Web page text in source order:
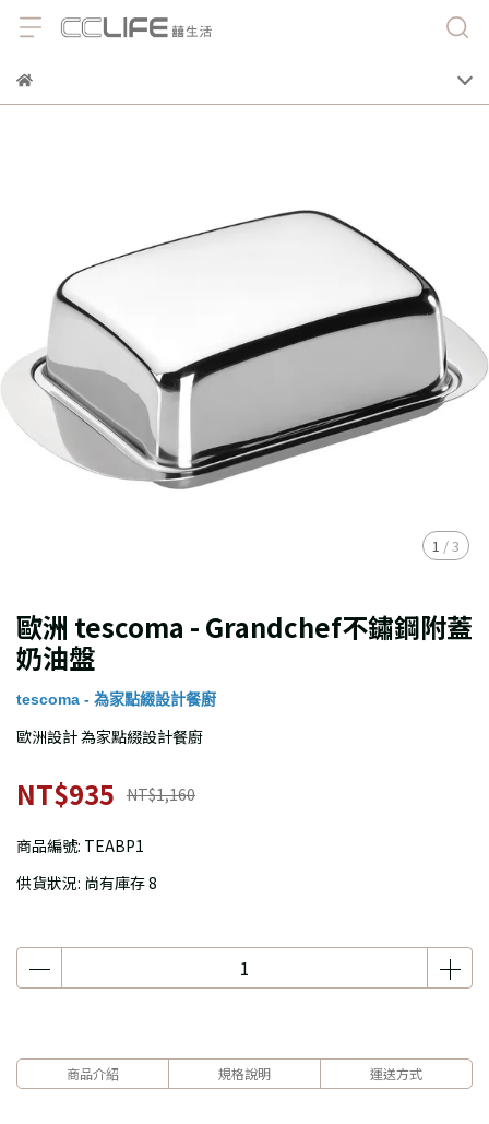
1 /3
歐洲 tescoma - Grandchef不鏽鋼附蓋
奶油盤
tescoma - 為家點綴設計餐廚
歐洲設計 為家點綴設計餐廚
NT$935 NT$1,160
商品編號: TEABP1
供貨狀況: 尚有庫存 8
商品介紹 規格說明 運送方式